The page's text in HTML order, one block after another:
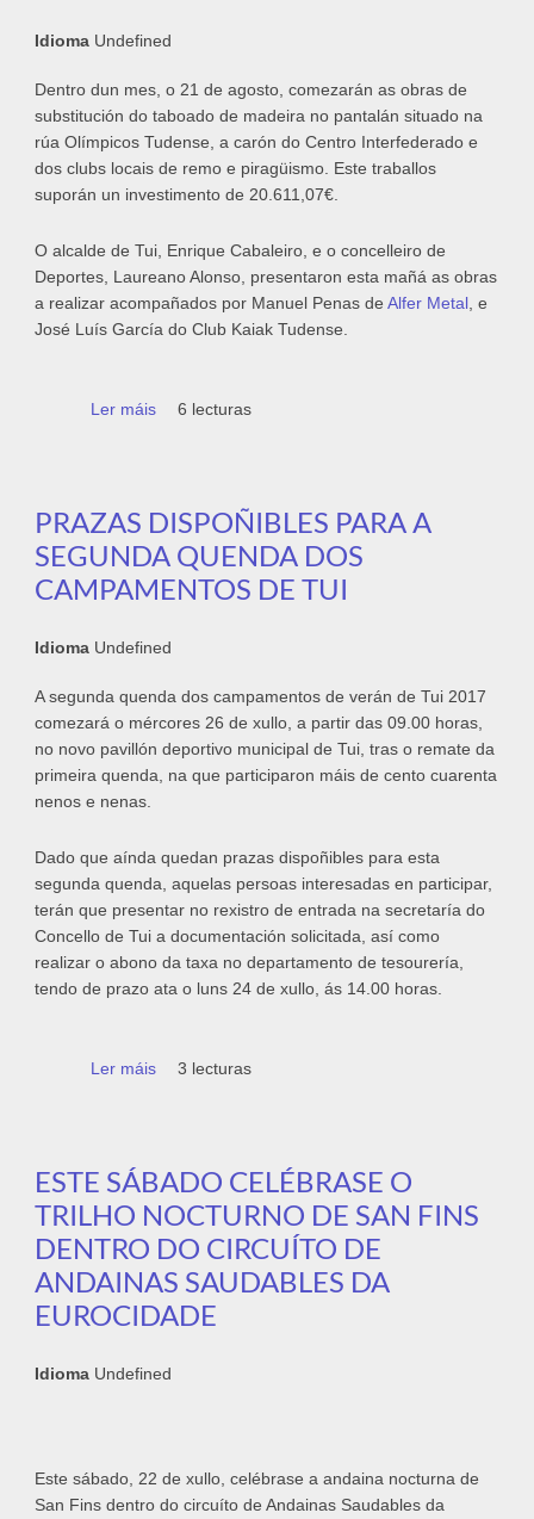
Idioma Undefined
Dentro dun mes, o 21 de agosto, comezarán as obras de
substitución do taboado de madeira no pantalán situado na
rúa Olímpicos Tudense, a carón do Centro Interfederado e
dos clubs locais de remo e piragüismo. Este traballos
suporán un investimento de 20.611,07€.
O alcalde de Tui, Enrique Cabaleiro, e o concelleiro de
Deportes, Laureano Alonso, presentaron esta mañá as obras
a realizar acompañados por Manuel Penas de Alfer Metal , e
José Luís García do Club Kaiak Tudense.
Ler máis acerca de Nun mes será substituído o
6 lecturas
PRAZAS DISPOÑIBLES PARA A
SEGUNDA QUENDA DOS
CAMPAMENTOS DE TUI
Idioma Undefined
A segunda quenda dos campamentos de verán de Tui 2017
comezará o mércores 26 de xullo, a partir das 09.00 horas,
no novo pavillón deportivo municipal de Tui, tras o remate da
primeira quenda, na que participaron máis de cento cuarenta
nenos e nenas.
Dado que aínda quedan prazas dispoñibles para esta
segunda quenda, aquelas persoas interesadas en participar,
terán que presentar no rexistro de entrada na secretaría do
Concello de Tui a documentación solicitada, así como
realizar o abono da taxa no departamento de tesourería,
tendo de prazo ata o luns 24 de xullo, ás 14.00 horas.
Ler máis acerca de Prazas dispoñibles para a
3 lecturas
ESTE SÁBADO CELÉBRASE O
TRILHO NOCTURNO DE SAN FINS
DENTRO DO CIRCUÍTO DE
ANDAINAS SAUDABLES DA
EUROCIDADE
Idioma Undefined
Este sábado, 22 de xullo, celébrase a andaina nocturna de
San Fins dentro do circuíto de Andainas Saudables da